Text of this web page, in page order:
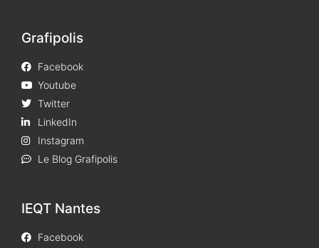
Grafipolis
Facebook
Youtube
Twitter
LinkedIn
Instagram
Le Blog Grafipolis
IEQT Nantes
Facebook